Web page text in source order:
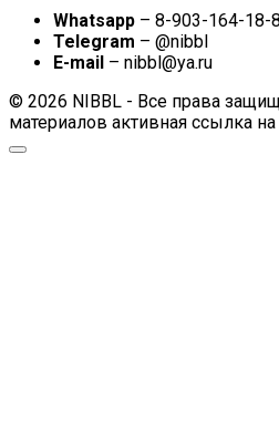
Whatsapp – 8-903-164-18-
Telegram – @nibbl
E-mail – nibbl@ya.ru
© 2026 NIBBL - Все права
материалов активная ссылка на